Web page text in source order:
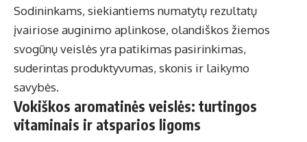
Sodininkams, siekiantiems numatytų rezultatų
įvairiose auginimo aplinkose, olandiškos žiemos
svogūnų veislės yra patikimas pasirinkimas,
suderintas produktyvumas, skonis ir laikymo
savybės.
Vokiškos aromatinės veislės: turtingos
vitaminais ir atsparios ligoms